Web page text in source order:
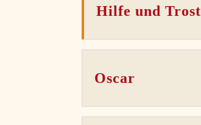
Hilfe und Trost
Oscar